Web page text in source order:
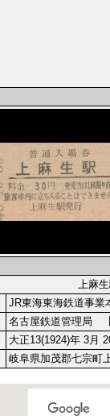
上麻
JR東海東海鉄道事業
名古屋鉄道管理局 【
大正13(1924)年 3月
岐阜県加茂郡七宗町